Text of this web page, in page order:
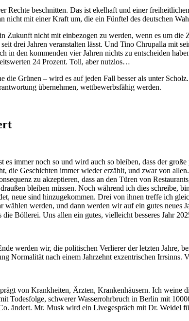
beschnitten. Das ist ekelhaft und einer
nicht mit einer Kraft um, die ein Fünftel des deutschen
Zukunft nicht mit einbezogen zu werden, wenn es um
drei Jahren veranstalten lässt. Und Tino Chrupalla mit
in den kommenden vier Jahren nichts zu entscheiden
24 Prozent. Toll, aber nutzlos…
die Grünen – wird es auf jeden Fall besser als unter
übernehmen, wettbewerbsfähig werden.
es immer noch so und wird auch so bleiben, dass der
die Geschichten immer wieder erzählt, und zwar von
zu akzeptieren, dass an den Türen von
bleiben müssen. Noch während ich dies schreibe,
neue sind hinzugekommen. Drei von ihnen treffe ich
werden, und dann werden wir auf ein gutes neues
die Böllerei. Uns allen ein gutes, vielleicht besseres Jahr
werden wir, die politischen Verlierer der letzten Jahre,
Normalität nach einem Jahrzehnt exzentrischen Irrsinns.
von Krankheiten, Ärzten, Krankenhäusern. Ich weine
Todesfolge, schwerer Wasserrohrbruch in Berlin mit
ändert. Mr. Musk wird ein Livegespräch mit Dr. Weidel